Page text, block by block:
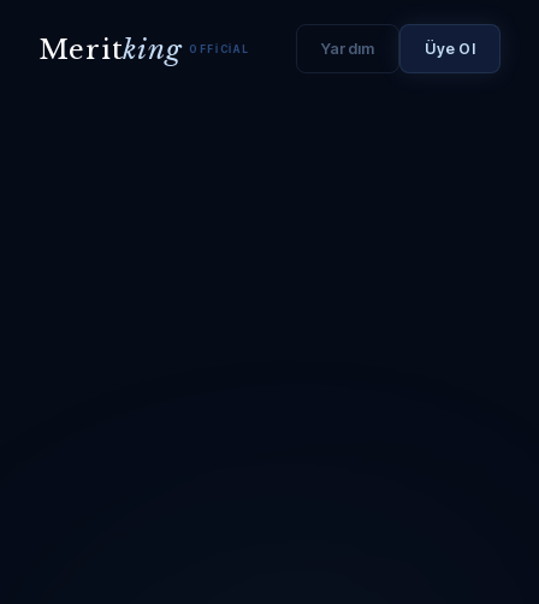
Meritking OFFICIAL Yardım Üye Ol